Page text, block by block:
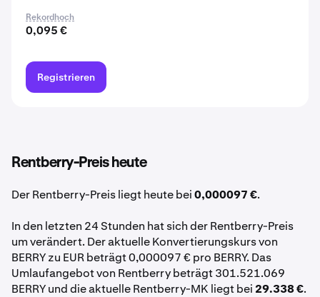
Rekordhoch
0,095 €
Registrieren
Rentberry-Preis heute
Der Rentberry-Preis liegt heute bei0,000097 €.
In den letzten 24 Stunden hat sich der Rentberry-Preis
um verändert. Der aktuelle Konvertierungskurs von
BERRY zu EUR beträgt 0,000097 € pro BERRY. Das
Umlaufangebot von Rentberry beträgt 301.521.069
BERRY und die aktuelle Rentberry-MK liegt bei 29.338 €.